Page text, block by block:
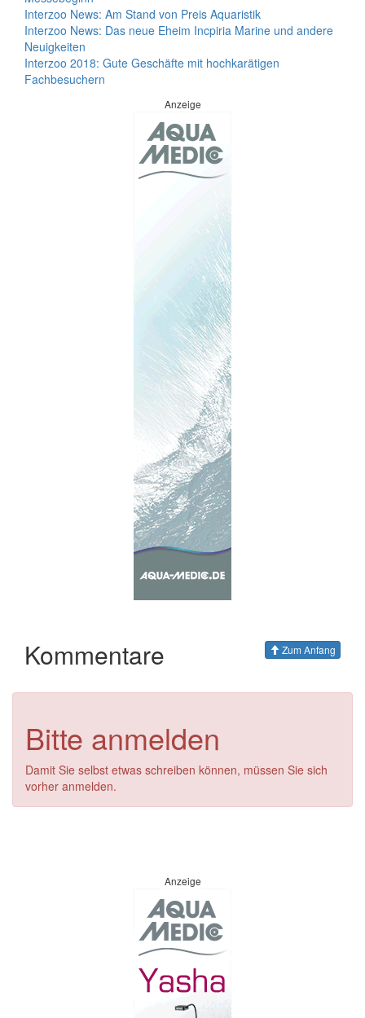
Interzoo News: Am Stand von Preis Aquaristik
Interzoo News: Das neue Eheim Incpiria Marine und andere
Neuigkeiten
Interzoo 2018: Gute Geschäfte mit hochkarätigen
Fachbesuchern
Anzeige
Kommentare Zum Anfang
Bitte anmelden
Damit Sie selbst etwas schreiben können, müssen Sie sich
vorher anmelden.
Anzeige